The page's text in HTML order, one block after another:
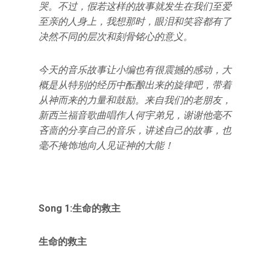
哭。不过，假若这样的故事就发生在我们至爱
至亲的人身上，我想那时，眼泪和笑容都有了
决然不同的层次和刻骨铭心的意义。
今天的音乐故事让小编也有很震撼的感动，大
概是从特别的经历中酝酿出来的旋律吧，带着
从神而来的力量和鼓励。来自我们的老朋友，
新西兰福音歌曲唱作人何宇弟兄，谢谢他毫不
吝啬的分享自己的音乐，讲述自己的故事，也
毫不掩饰地向人见证神的大能！
Song 1:生命的救主
生命的救主